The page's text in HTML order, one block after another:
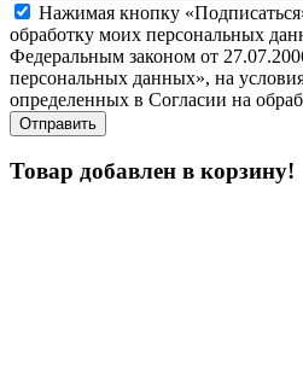
Нажимая кнопку
обработку моих персональных
Федеральным законом от
персональных данных», на
определенных в Согласии на
Товар добавлен в корзину!